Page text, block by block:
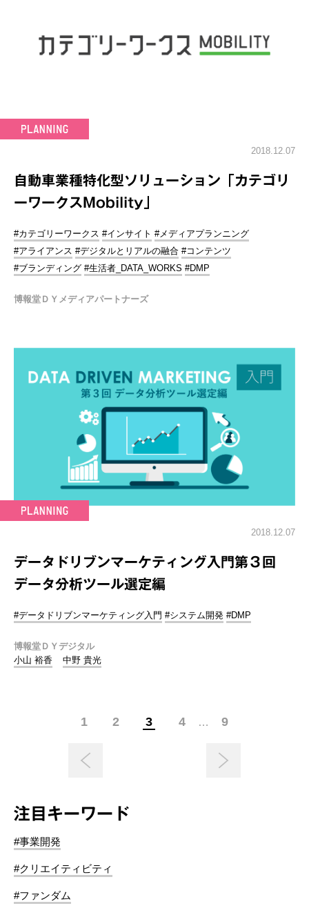
2018.12.07
自動車業種特化型ソリューション「カテゴリ
ーワークスMobility」
#カテゴリーワークス #インサイト #メディアプランニング
#アライアンス #デジタルとリアルの融合 #コンテンツ
#ブランディング #生活者_DATA_WORKS #DMP
博報堂ＤＹメディアパートナーズ
2018.12.07
データドリブンマーケティング入門第３回
データ分析ツール選定編
#データドリブンマーケティング入門 #システム開発 #DMP
博報堂ＤＹデジタル
小山 裕香
中野 貴光
1 2 3 4 … 9
注目キーワード
#事業開発
#クリエイティビティ
#ファンダム